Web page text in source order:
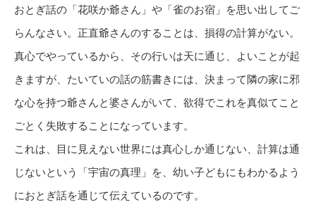
おとぎ話の「花咲か爺さん」や「雀のお宿」を思い出してご
らんなさい。正直爺さんのすることは、損得の計算がない。
真心でやっているから、その行いは天に通じ、よいことが起
きますが、たいていの話の筋書きには、決まって隣の家に邪
な心を持つ爺さんと婆さんがいて、欲得でこれを真似てこと
ごとく失敗することになっています。
これは、目に見えない世界には真心しか通じない、計算は通
じないという「宇宙の真理」を、幼い子どもにもわかるよう
におとぎ話を通じて伝えているのです。